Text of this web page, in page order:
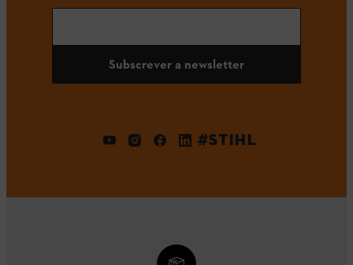
Subscrever a newsletter
#STIHL